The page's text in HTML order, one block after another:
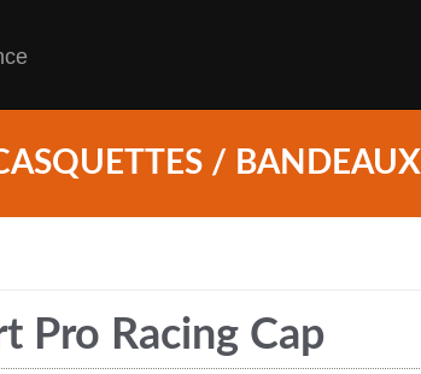
/ BANDEAUX
Pro Racing Cap